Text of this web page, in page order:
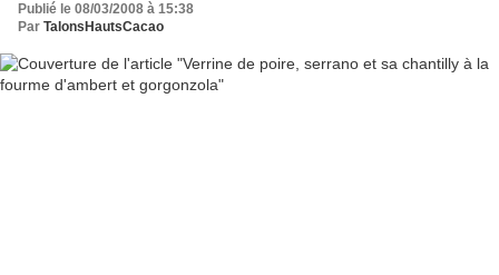
Publié le 08/03/2008 à 15:38
Par TalonsHautsCacao